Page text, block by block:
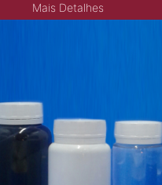
Mais Detalhes